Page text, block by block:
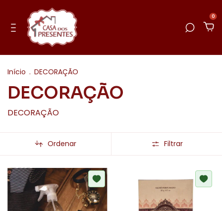
0
Início . DECORAÇÃO
DECORAÇÃO
DECORAÇÃO
Ordenar Filtrar